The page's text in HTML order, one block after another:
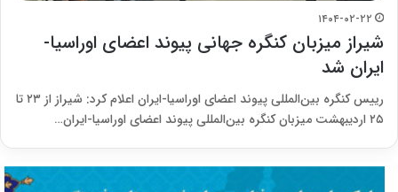
۱۴۰۴-۰۲-۲۲
شیراز میزبان کنگره جهانی پیوند اعضای اوراسیا-
ایران شد
رییس کنگره بین‌المللی پیوند اعضای اوراسیا-ایران اعلام کرد: شیراز از ۲۳ تا
۲۵ اردیبهشت میزبان کنگره بین‌المللی پیوند اعضای اوراسیا-ایران…